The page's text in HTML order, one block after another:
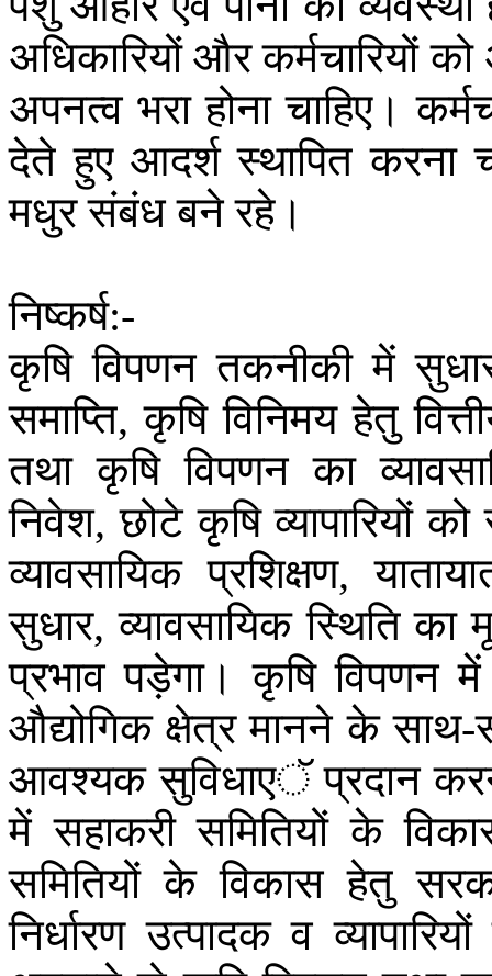
अधिकारियों और कर्मचारियों को
अपनत्व भरा होना चाहिए।
देते हुए आदर्श स्थापित करना
मधुर संबंध बने रहे।
निष्कर्ष:-
कृषि विपणन तकनीकी में
समाप्ति,कृषि विनिमय हेतु
तथा कृषि विपणन का
निवेश,छोटे कृषि व्यापारियों को
व्यावसायिक प्रशिक्षण,
सुधार,व्यावसायिक स्थिति का
प्रभाव पड़ेगा। कृषि विपणन में
औद्योगिक क्षेत्र मानने के साथ-
आवश्यक सुविधाएॅ प्रदान
में सहाकरी समितियों के
समितियों के विकास हेतु
निर्धारण उत्पादक व व्यापारियों